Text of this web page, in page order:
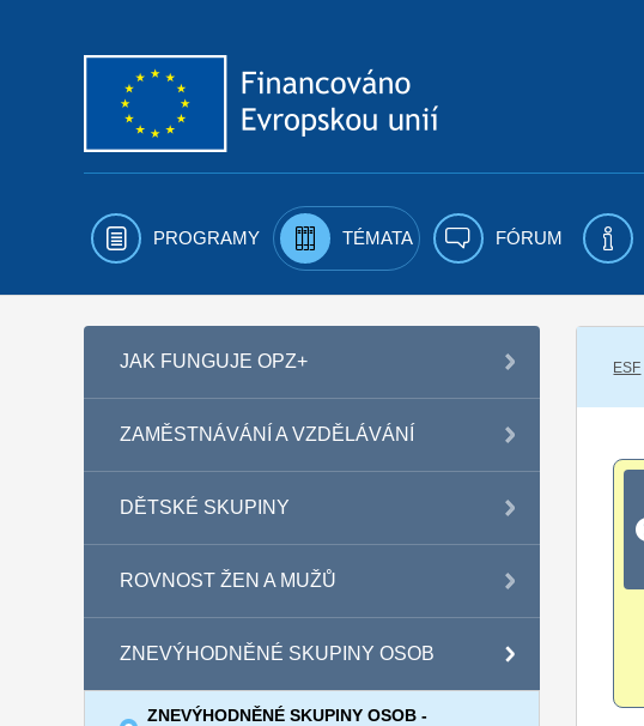
PROGRAMY TÉMATA FÓRUM
JAK FUNGUJE OPZ+
ZAMĚSTNÁVÁNÍ A VZDĚLÁVÁNÍ
DĚTSKÉ SKUPINY
ROVNOST ŽEN A MUŽŮ
ZNEVÝHODNĚNÉ SKUPINY OSOB
ZNEVÝHODNĚNÉ SKUPINY OSOB -
ESF